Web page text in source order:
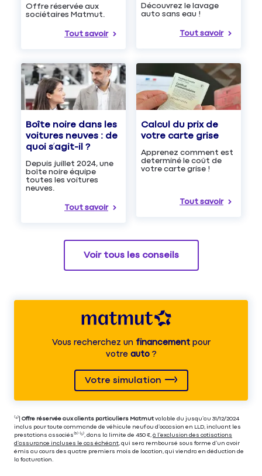
Offre réservée aux
sociétaires Matmut.
Tout savoir
Découvrez le lavage
auto sans eau !
Tout savoir
Boîte noire dans les
voitures neuves : de
quoi s’agit-il ?
Depuis juillet 2024, une
boîte noire équipe
toutes les voitures
neuves.
Tout savoir
Calcul du prix de
votre carte grise
Apprenez comment est
determiné le coût de
votre carte grise !
Tout savoir
Voir tous les conseils
Vous recherchez unfinancementpour
votre auto?
Votre simulation
⁽⁴⁾| Offre réservée aux clients particuliers Matmut valable du jusqu’au 31/12/2024
inclus pour toute commande de véhicule neuf ou d’occasion en LLD, incluant les
prestations associés⁽³⁾ ⁽⁵⁾, dans la limite de 450 €, à l’exclusion des cotisations
d’assurance incluses le cas échéant , qui sera remboursé sous forme d’un avoir
émis au cours des quatre premiers mois de location, qui viendra en déduction de
la facturation.